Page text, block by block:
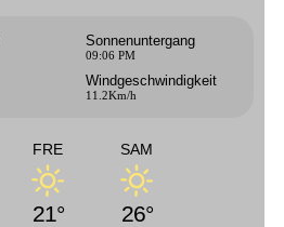
Sonnenuntergang
09:06 PM
Windgeschwindigkeit
11.2Km/h
FRE
21°
SAM
26°